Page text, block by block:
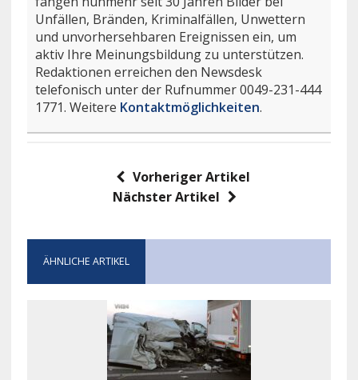
Unfällen, Bränden, Kriminalfällen, Unwettern
und unvorhersehbaren Ereignissen ein, um
aktiv Ihre Meinungsbildung zu unterstützen.
Redaktionen erreichen den Newsdesk
telefonisch unter der Rufnummer 0049-231-444
1771. Weitere Kontaktmöglichkeiten.
Vorheriger Artikel
Nächster Artikel
ÄHNLICHE ARTIKEL